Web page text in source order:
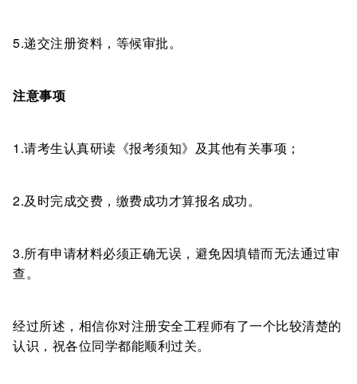
5.递交注册资料，等候审批。
注意事项
1.请考生认真研读《报考须知》及其他有关事项；
2.及时完成交费，缴费成功才算报名成功。
3.所有申请材料必须正确无误，避免因填错而无法通过审
查。
经过所述，相信你对注册安全工程师有了一个比较清楚的
认识，祝各位同学都能顺利过关。